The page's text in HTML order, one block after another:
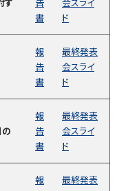
す
告
書
会スライ
ド
報
告
書
最終発表
会スライ
ド
の
報
告
書
最終発表
会スライ
ド
報
最終発表